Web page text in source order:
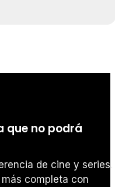
que no podrá
de cine y series.
completa con